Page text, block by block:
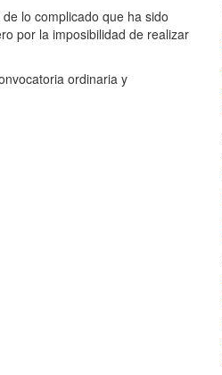
lo complicado que ha sido
por la imposibilidad de realizar
ordinaria y